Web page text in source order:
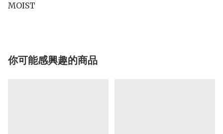
MOIST
你可能感興趣的商品